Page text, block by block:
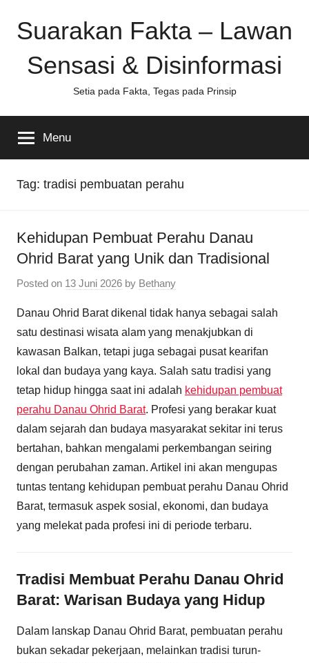
Suarakan Fakta – Lawan
Sensasi & Disinformasi
Setia pada Fakta, Tegas pada Prinsip
Menu
Tag: tradisi pembuatan perahu
Kehidupan Pembuat Perahu Danau
Ohrid Barat yang Unik dan Tradisional
Posted on 13 Juni 2026 by Bethany
Danau Ohrid Barat dikenal tidak hanya sebagai salah
satu destinasi wisata alam yang menakjubkan di
kawasan Balkan, tetapi juga sebagai pusat kearifan
lokal dan budaya yang kaya. Salah satu tradisi yang
tetap hidup hingga saat ini adalah kehidupan pembuat
perahu Danau Ohrid Barat. Profesi yang berakar kuat
dalam sejarah dan budaya masyarakat sekitar ini terus
bertahan, bahkan mengalami perkembangan seiring
dengan perubahan zaman. Artikel ini akan mengupas
tuntas tentang kehidupan pembuat perahu Danau Ohrid
Barat, termasuk aspek sosial, ekonomi, dan budaya
yang melekat pada profesi ini di periode terbaru.
Tradisi Membuat Perahu Danau Ohrid
Barat: Warisan Budaya yang Hidup
Dalam lanskap Danau Ohrid Barat, pembuatan perahu
bukan sekadar pekerjaan, melainkan tradisi turun-